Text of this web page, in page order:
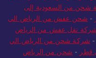
شحن من السعودية إلى
- شحن عفش من الرياض الي
نقل عفش من الرياض
- شركة شحن من الرياض الي
قطر - شحن من الرياض